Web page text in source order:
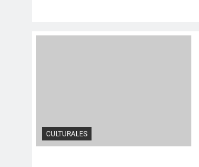
CULTURALES